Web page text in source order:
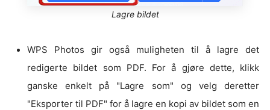
Lagre bildet
WPS Photos gir også muligheten til å lagre det
redigerte bildet som PDF. For å gjøre dette, klikk
ganske enkelt på "Lagre som" og velg deretter
"Eksporter til PDF" for å lagre en kopi av bildet som en